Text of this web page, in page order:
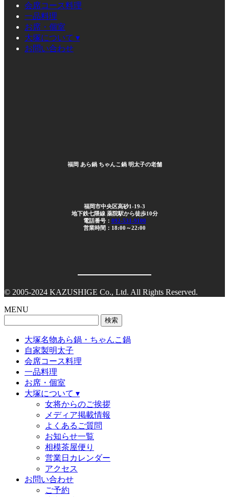
会席コース料理
一品料理
お席・個室
大塚について ▾
お問い合わせ
福岡 あら鍋 ちゃんこ鍋 明太子の老舗
福岡市中央区高砂1-19-3
地下鉄七隈線 薬院駅から徒歩10分
電話番号： 092-531-9100
営業時間：18:00～22:00
© 2005-2024 KAZUSHIGE Co., Ltd. All Rights Reserved.
MENU
大塚名物あら鍋・ちゃんこ鍋
自家製明太子
会席コース料理
一品料理
お席・個室
大塚について ▾
女将からのご挨拶
メディア掲載情報
よくあるご質問
お知らせ一覧
相模茶屋便り
営業日カレンダー
アクセス
お問い合わせ
ご予約